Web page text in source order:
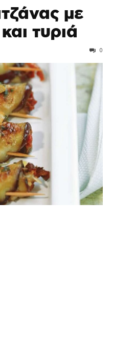
με
τυριά
0